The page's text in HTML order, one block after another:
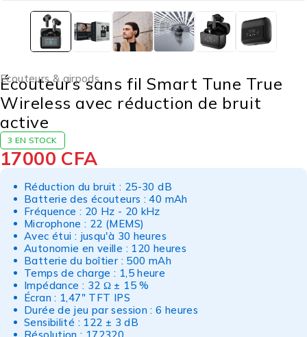
Ecouteurs & airpods
Écouteurs sans fil Smart Tune True
Wireless avec réduction de bruit
active
3 EN STOCK
17000 CFA
Réduction du bruit : 25-30 dB
Batterie des écouteurs : 40 mAh
Fréquence : 20 Hz - 20 kHz
Microphone : 22 (MEMS)
Avec étui : jusqu'à 30 heures
Autonomie en veille : 120 heures
Batterie du boîtier : 500 mAh
Temps de charge : 1,5 heure
Impédance : 32 Ω ± 15 %
Écran : 1,47" TFT IPS
Durée de jeu par session : 6 heures
Sensibilité : 122 ± 3 dB